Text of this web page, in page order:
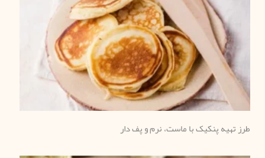
طرز تهیه پنکیک با ماست، نرم و پف دار